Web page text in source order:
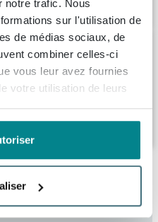
notre trafic. Nous
sur l'utilisation de
de médias sociaux, de
combiner celles-ci
vous leur avez fournies
votre utilisation de leurs
îlot 170x80cm blanc
îlot semi-encastrée